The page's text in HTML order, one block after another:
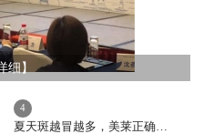
细】
4
夏天斑越冒越多，美莱正确祛斑比防晒更重要